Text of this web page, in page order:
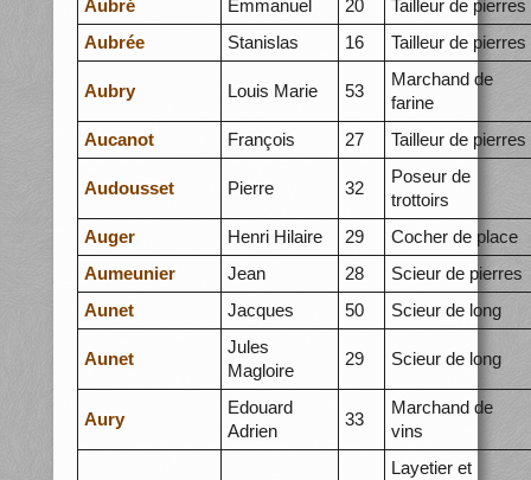
Aubré
Emmanuel 20
Tailleur de pierres
Aubrée
Stanislas 16 Tailleur de pierres
Aubry Louis Marie 53
Marchand de
farine
Aucanot
François 27 Tailleur de pierres
Audousset Pierre 32
Poseur de
trottoirs
Auger
Henri Hilaire 29
Cocher de place
Aumeunier
Jean 28
Scieur de pierres
Aunet
Jacques 50 Scieur de long
Aunet
Jules
Magloire
29 Scieur de long
Aury
Edouard
Adrien
33
Marchand de
vins
Layetier et